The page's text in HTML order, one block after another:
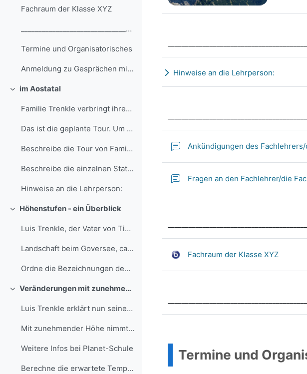
Fachraum der Klasse XYZ
__________________________________________________...
Termine und Organisatorisches
Anmeldung zu Gesprächen mit dem Fachlehrer/der Fachlehrerin
Einklappen
im Aostatal
Familie Trenkle verbringt ihren Urlaub in den ital...
Das ist die geplante Tour. Um die einzelnen Statio...
Beschreibe die Tour von Familie Trenkle mit Hilfe der interaktiven Karte.
Beschreibe die einzelnen Stationen indem du die typischen Merkmale den entsprechenden Stationen zuordnest. Einige Zuordnungen sind nicht eindeutig, manche können mehrfach verwendet werden.
Hinweise an die Lehrperson:
Einklappen
Höhenstufen - ein Überblick
Luis Trenkle, der Vater von Tina und Tom, erklärt ...
Landschaft beim Goversee, ca. 15km östlich von Sai...
Ordne die Bezeichnungen den Stationen zu.
Einklappen Veränderungen mit zunehmender Höhe
Luis Trenkle erklärt nun seinen Kindern, wie es zu...
Mit zunehmender Höhe nimmt die Temperatur in unser...
Weitere Infos bei Planet-Schule
Berechne die erwartete Temperatur am Cime Bianche, wenn es in Saint-Vincent (Glereyaz) 28 °C hat.
Ausklappen
Hinweise an die Lehrperson:
Ankündigungen des
Fragen an den Fachlehrer/die
Fachraum der Klasse XYZ
Termine und